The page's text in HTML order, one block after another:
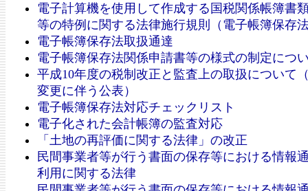
電子計算機を使用して作成する国税関係帳簿書
等の特例に関する法律施行規則（電子帳簿保存
電子帳簿保存法取扱通達
電子帳簿保存法関係申請書等の様式の制定につ
平成10年度の税制改正と監査上の取扱について
変更に伴う公表）
電子帳簿保存法対応チェックリスト
電子化された会計帳簿の監査対応
「土地の再評価に関する法律」の改正
民間事業者等が行う書面の保存等における情報
利用に関する法律